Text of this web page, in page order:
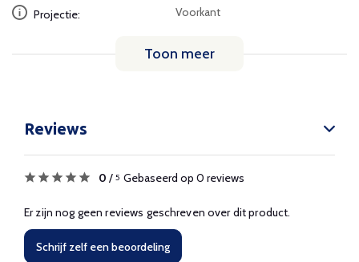
Projectie: Voorkant
Toon meer
Reviews
0 / 5 Gebaseerd op 0 reviews
Er zijn nog geen reviews geschreven over dit product.
Schrijf zelf een beoordeling